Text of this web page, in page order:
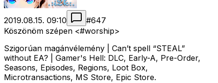
2019.08.15. 09:10 #647
Köszönöm szépen <#worship>
Szigorúan magánvélemény | Can’t spell “STEAL”
without EA? | Gamer's Hell: DLC, Early-A, Pre-Order,
Seasons, Episodes, Regions, Loot Box,
Microtransactions, MS Store, Epic Store.